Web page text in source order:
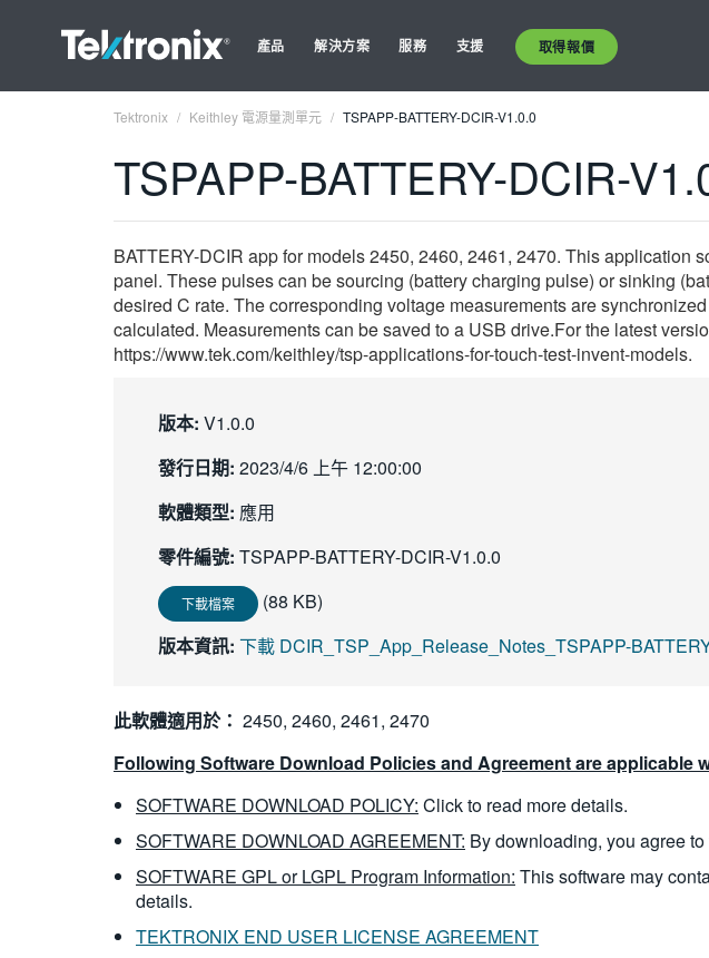
產品 解決方案 服務 支援 取得報價
Tektronix Keithley 電源量測單元 TSPAPP-BATTERY-DCIR-V1.0.0
TSPAPP-BATTERY-DCIR-
BATTERY-DCIR app for models 2450, 2460, 2461, 2470. This application
panel. These pulses can be sourcing (battery charging pulse) or sinking
desired C rate. The corresponding voltage measurements are
calculated. Measurements can be saved to a USB drive.For the latest
https://www.tek.com/keithley/tsp-applications-for-touch-test-invent-models.
版本: V1.0.0
發行日期: 2023/4/6 上午 12:00:00
軟體類型: 應用
零件編號: TSPAPP-BATTERY-DCIR-V1.0.0
下載檔案
(88 KB)
版本資訊: 下載 DCIR_TSP_App_Release_Notes_TSPAPP-
此軟體適用於： 2450, 2460, 2461, 2470
Following Software Download Policies and Agreement are applicable
SOFTWARE DOWNLOAD POLICY: Click to read more details.
SOFTWARE DOWNLOAD AGREEMENT: By downloading, you agree
SOFTWARE GPL or LGPL Program Information: This software may
details.
TEKTRONIX END USER LICENSE AGREEMENT